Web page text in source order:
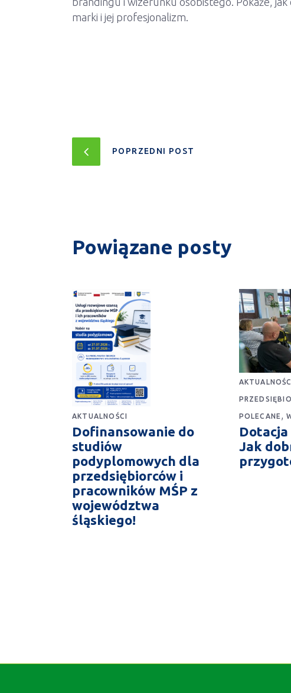
marki i jej profesjonalizm.
POPRZEDNI POST
Powiązane posty
AKTUALNOŚCI
Dofinansowanie do
studiów
podyplomowych dla
przedsiębiorców i
pracowników MŚP z
województwa
śląskiego!
POLECANE ,
Dotacja
Jak